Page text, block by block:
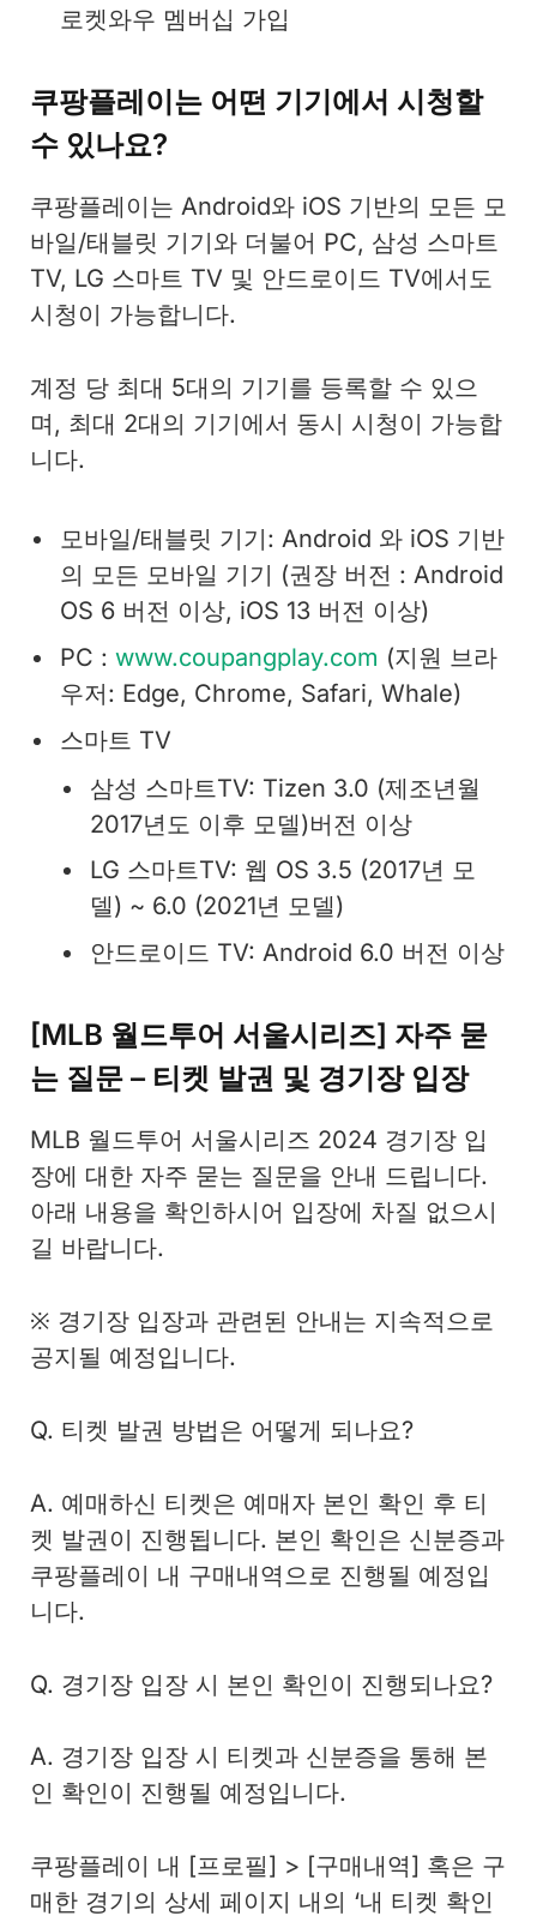
로켓와우 멤버십 가입
쿠팡플레이는 어떤 기기에서 시청할
수 있나요?
쿠팡플레이는 Android와 iOS 기반의 모든 모
바일/태블릿 기기와 더불어 PC, 삼성 스마트
TV, LG 스마트 TV 및 안드로이드 TV에서도
시청이 가능합니다.
계정 당 최대 5대의 기기를 등록할 수 있으
며, 최대 2대의 기기에서 동시 시청이 가능합
니다.
모바일/태블릿 기기: Android 와 iOS 기반
의 모든 모바일 기기 (권장 버전 : Android
OS 6 버전 이상, iOS 13 버전 이상)
PC : www.coupangplay.com (지원 브라
우저: Edge, Chrome, Safari, Whale)
스마트 TV
삼성 스마트TV: Tizen 3.0 (제조년월
2017년도 이후 모델)버전 이상
LG 스마트TV: 웹 OS 3.5 (2017년 모
델) ~ 6.0 (2021년 모델)
안드로이드 TV: Android 6.0 버전 이상
[MLB 월드투어 서울시리즈] 자주 묻
는 질문 – 티켓 발권 및 경기장 입장
MLB 월드투어 서울시리즈 2024 경기장 입
장에 대한 자주 묻는 질문을 안내 드립니다.
아래 내용을 확인하시어 입장에 차질 없으시
길 바랍니다.
※ 경기장 입장과 관련된 안내는 지속적으로
공지될 예정입니다.
Q. 티켓 발권 방법은 어떻게 되나요?
A. 예매하신 티켓은 예매자 본인 확인 후 티
켓 발권이 진행됩니다. 본인 확인은 신분증과
쿠팡플레이 내 구매내역으로 진행될 예정입
니다.
Q. 경기장 입장 시 본인 확인이 진행되나요?
A. 경기장 입장 시 티켓과 신분증을 통해 본
인 확인이 진행될 예정입니다.
쿠팡플레이 내 [프로필] > [구매내역] 혹은 구
매한 경기의 상세 페이지 내의 ‘내 티켓 확인